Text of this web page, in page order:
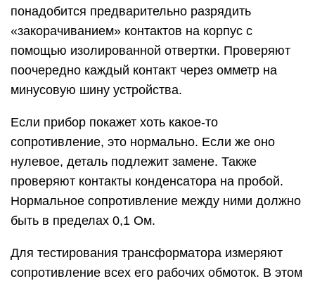
понадобится предварительно разрядить
«закорачиванием» контактов на корпус с
помощью изолированной отвертки. Проверяют
поочередно каждый контакт через омметр на
минусовую шину устройства.
Если прибор покажет хоть какое-то
сопротивление, это нормально. Если же оно
нулевое, деталь подлежит замене. Также
проверяют контакты конденсатора на пробой.
Нормальное сопротивление между ними должно
быть в пределах 0,1 Ом.
Для тестирования трансформатора измеряют
сопротивление всех его рабочих обмоток. В этом